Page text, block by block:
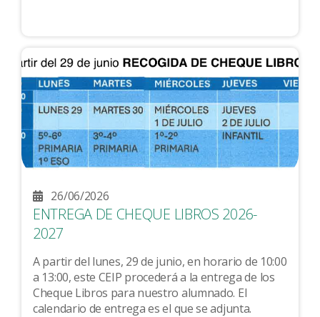
26/06/2026
ENTREGA DE CHEQUE LIBROS 2026-
2027
A partir del lunes, 29 de junio, en horario de 10:00
a 13:00, este CEIP procederá a la entrega de los
Cheque Libros para nuestro alumnado. El
calendario de entrega es el que se adjunta.